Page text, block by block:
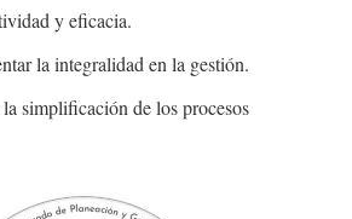
y eficacia.
la integralidad en la gestión.
la simplificación de los procesos